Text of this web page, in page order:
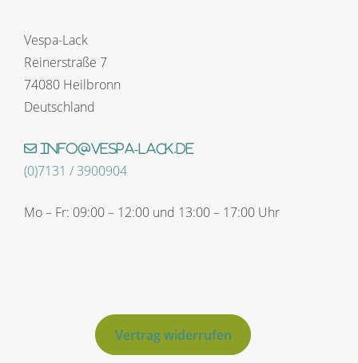
Vespa-Lack
Reinerstraße 7
74080 Heilbronn
Deutschland
info@vespa-lack.de
(0)7131 / 3900904
Mo – Fr: 09:00 – 12:00 und 13:00 – 17:00 Uhr
Vertrag widerrufen